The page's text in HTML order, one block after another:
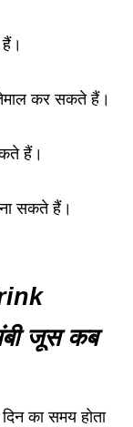
कर सकते हैं।
हैं।
सकते हैं।
जूस कब
का समय होता